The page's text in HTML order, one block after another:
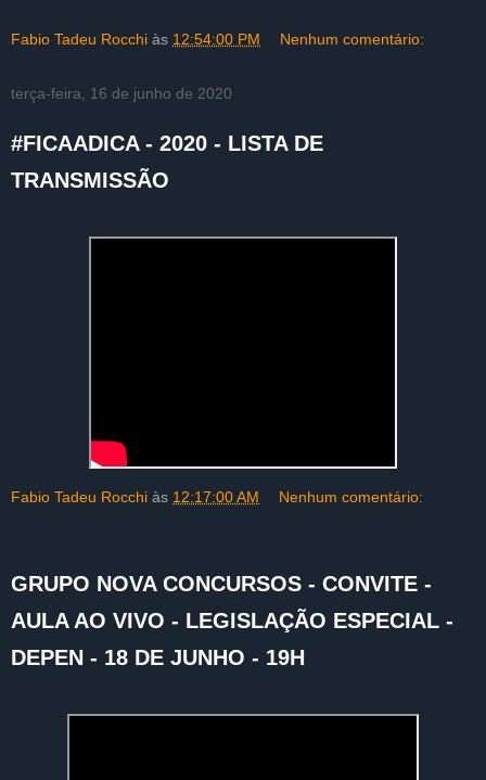
Fabio Tadeu Rocchi às 12:54:00 PM Nenhum comentário:
terça-feira, 16 de junho de 2020
#FICAADICA - 2020 - LISTA DE
TRANSMISSÃO
Fabio Tadeu Rocchi às 12:17:00 AM Nenhum comentário:
GRUPO NOVA CONCURSOS - CONVITE -
AULA AO VIVO - LEGISLAÇÃO ESPECIAL -
DEPEN - 18 DE JUNHO - 19H